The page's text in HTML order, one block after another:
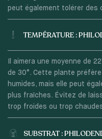
peut également tolérer des
TEMPÉRATURE :
Il aimera une moyenne de
de 30°. Cette plante
humides, mais elle peut
plus fraîches. Évitez de
trop froides ou trop
SUBSTRAT :